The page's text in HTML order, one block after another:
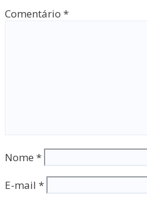
Comentário *
Nome *
E-mail *